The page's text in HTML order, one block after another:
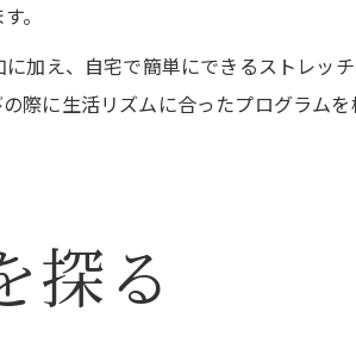
。
加え、自宅で簡単にできるストレッ
際に生活リズムに合ったプログラムを
探る